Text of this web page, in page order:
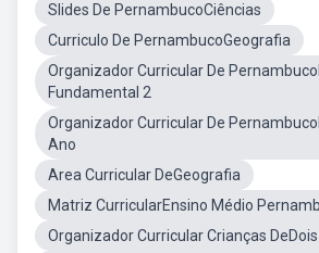
Slides De PernambucoCiências
Curriculo De PernambucoGeografia
Organizador Curricular De
Fundamental 2
Organizador Curricular De
Ano
Area Curricular DeGeografia
Matriz CurricularEnsino Médio
Organizador Curricular Crianças